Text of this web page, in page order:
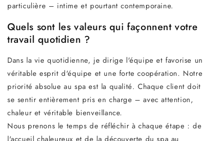
particulière – intime et pourtant contemporaine.
Quels sont les valeurs qui façonnent votre
travail quotidien ?
Dans la vie quotidienne, je dirige l'équipe et favorise un
véritable esprit d'équipe et une forte coopération. Notre
priorité absolue au spa est la qualité. Chaque client doit
se sentir entièrement pris en charge – avec attention,
chaleur et véritable bienveillance.
Nous prenons le temps de réfléchir à chaque étape : de